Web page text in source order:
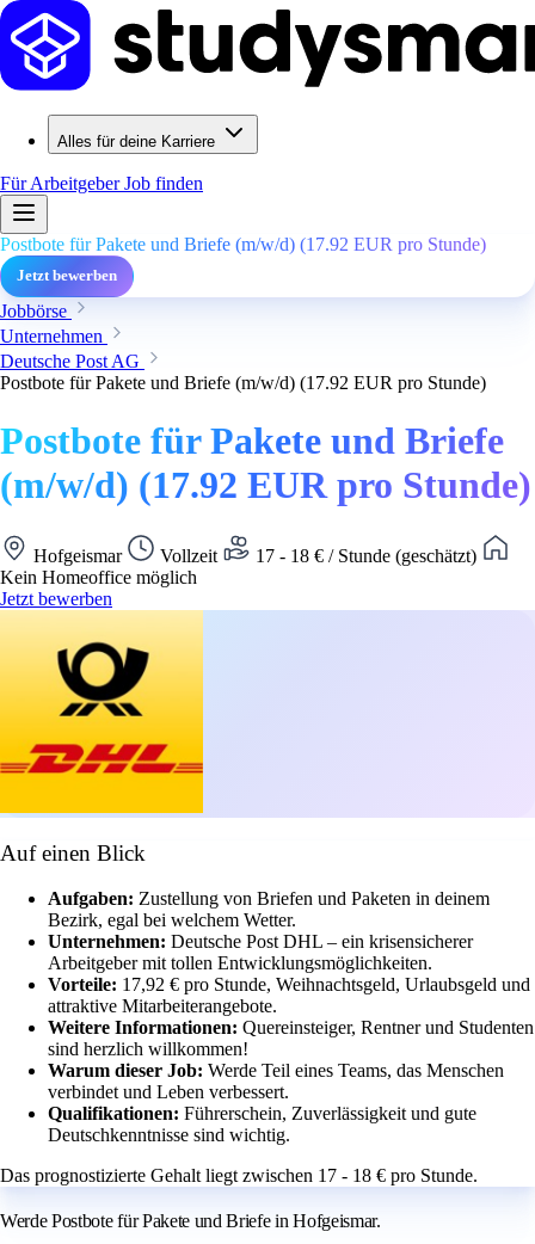
Alles für deine Karriere
Für ArbeitgeberJob finden
Postbote für Pakete und Briefe (m/w/d) (17.92 EUR pro Stunde)
Jetzt bewerben
Jobbörse
Unternehmen
Deutsche Post AG
Postbote für Pakete und Briefe (m/w/d) (17.92 EUR pro Stunde)
Postbote für Pakete und Briefe
(m/w/d) (17.92 EUR pro Stunde)
Hofgeismar Vollzeit
17 - 18 € / Stunde (geschätzt)
Kein Homeoffice möglich
Jetzt bewerben
Auf einen Blick
Aufgaben: Zustellung von Briefen und Paketen in deinem
Bezirk, egal bei welchem Wetter.
Unternehmen: Deutsche Post DHL – ein krisensicherer
Arbeitgeber mit tollen Entwicklungsmöglichkeiten.
Vorteile: 17,92 € pro Stunde, Weihnachtsgeld, Urlaubsgeld und
attraktive Mitarbeiterangebote.
Weitere Informationen: Quereinsteiger, Rentner und Studenten
sind herzlich willkommen!
Warum dieser Job: Werde Teil eines Teams, das Menschen
verbindet und Leben verbessert.
Qualifikationen: Führerschein, Zuverlässigkeit und gute
Deutschkenntnisse sind wichtig.
Das prognostizierte Gehalt liegt zwischen 17 - 18 € pro Stunde.
Werde Postbote für Pakete und Briefe in Hofgeismar.